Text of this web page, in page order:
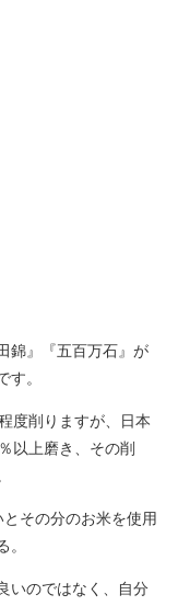
錦』『五百万石』が
。
度削りますが、日本
以上磨き、その削
その分のお米を使用
いのではなく、自分